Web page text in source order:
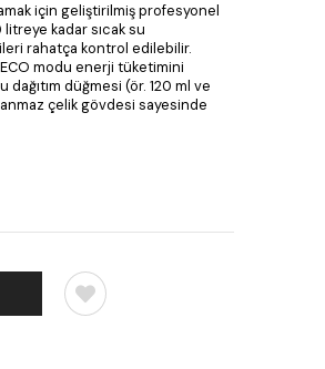
için geliştirilmiş profesyonel
litreye kadar sıcak su
rahatça kontrol edilebilir.
modu enerji tüketimini
düğmesi (ör. 120 ml ve
çelik gövdesi sayesinde